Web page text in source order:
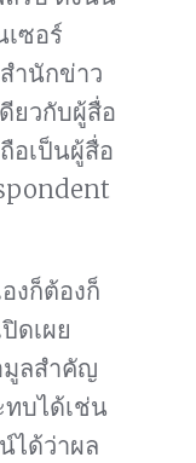
ซอร์
ำนักข่าว
ยวกับผู้สื่อ
อเป็นผู้สื่อ
งก็ต้องก็
ดเผย
ลสำคัญ
ทบได้เช่น
ได้ว่าผล